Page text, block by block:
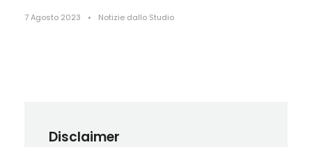
7 Agosto 2023 • Notizie dallo Studio
Disclaimer